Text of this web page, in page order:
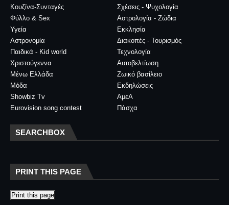
Κουζίνα-Συνταγές
Σχέσεις - Ψυχολογία
Φύλλο & Sex
Αστρολογία - Ζώδια
Υγεία
Εκκλησία
Αστρονομία
Διακοπές - Τουρισμός
Παιδικά - Kid world
Τεχνολογία
Χριστούγεννα
Αυτοβελτίωση
Μένω Ελλάδα
Ζωικό βασίλειο
Μόδα
Εκδηλώσεις
Showbiz Tv
ΑμεΑ
Eurovision song contest
Πάσχα
SEARCHBOX
PRINT THIS PAGE
Print this page